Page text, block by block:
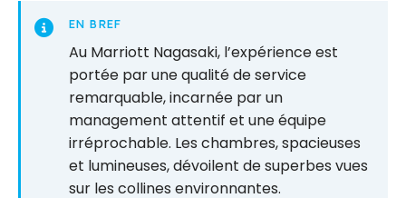
EN BREF
Au Marriott Nagasaki, l’expérience est
portée par une qualité de service
remarquable, incarnée par un
management attentif et une équipe
irréprochable. Les chambres, spacieuses
et lumineuses, dévoilent de superbes vues
sur les collines environnantes.